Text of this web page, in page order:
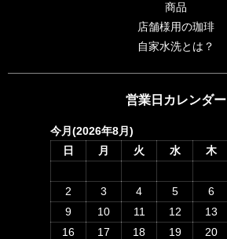
商品
店舗様用の珈琲
自家水洗とは？
営業日カレンダー
今月(2026年8月)
日
月 火 水 木
2
3 4 5 6
9
10 11 12 13
16
17 18 19 20